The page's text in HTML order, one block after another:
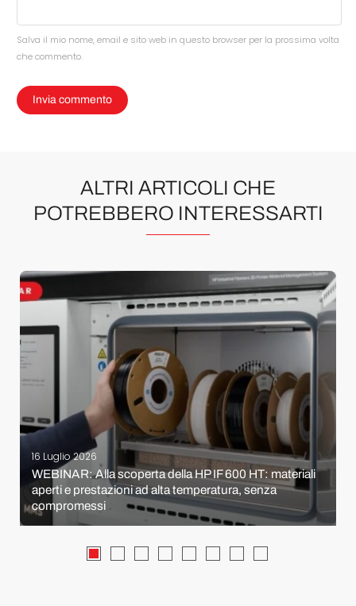
Salva il mio nome, email e sito web in questo browser per la prossima volta
che commento.
ALTRI ARTICOLI CHE
POTREBBERO INTERESSARTI
16 Luglio 2026
WEBINAR: Alla scoperta della HP IF 600 HT: materiali
aperti e prestazioni ad alta temperatura, senza
compromessi